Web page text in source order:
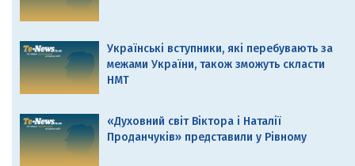
Українські вступники, які перебувають за
межами України, також зможуть скласти
НМТ
«Духовний світ Віктора і Наталії
Проданчуків» представили у Рівному